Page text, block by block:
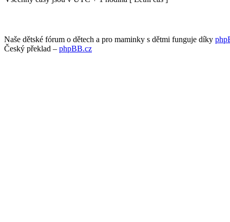
Naše dětské fórum o dětech a pro maminky s dětmi funguje díky
Český překlad – phpBB.cz